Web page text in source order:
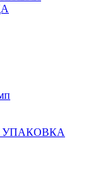
УПАКОВКА